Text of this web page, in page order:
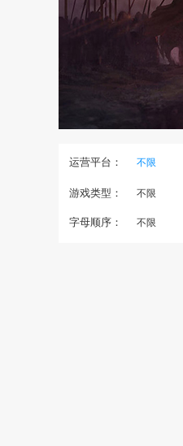
运营平台： 不限
游戏类型： 不限
字母顺序： 不限